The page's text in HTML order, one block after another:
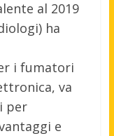
al 2019
ha
i fumatori
va
per
e